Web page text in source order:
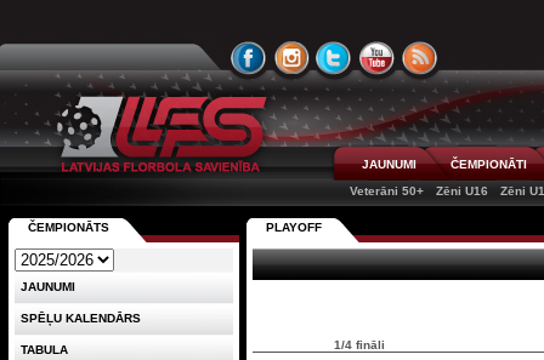
JAUNUMI
ČEMPIONĀTI
Veterāni 50+
Zēni U16 Zēni
PLAYOFF
1/4 fināli
ČEMPIONĀTS
JAUNUMI
SPĒĻU KALENDĀRS
TABULA